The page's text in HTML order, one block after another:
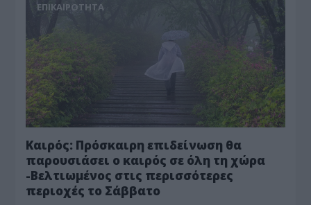
ΕΠΙΚΑΙΡΟΤΗΤΑ
Καιρός: Πρόσκαιρη επιδείνωση θα
παρουσιάσει ο καιρός σε όλη τη χώρα
-Βελτιωμένος στις περισσότερες
περιοχές το Σάββατο